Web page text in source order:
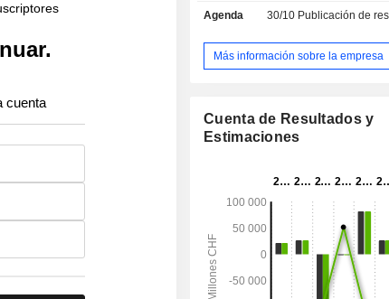
cuenta
Interbancario Suizo de
reservas internacionales, como
divisas y los instrumentos
y la balanza de pagos; y
autoridades federales en cuestiones
departamentos: el
Departamento III en Zúrich, y el
Agenda 30/10 Publicación de
Más información sobre la empresa
Cuenta de Resultados y
Estimaciones